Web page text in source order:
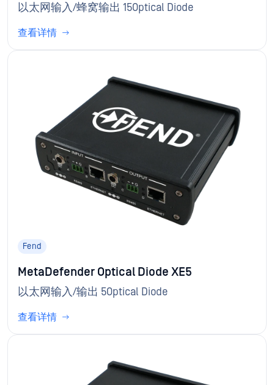
以太网输入/蜂窝输出 15Optical Diode
查看详情
Fend
MetaDefender Optical Diode XE5
以太网输入/输出 5Optical Diode
查看详情